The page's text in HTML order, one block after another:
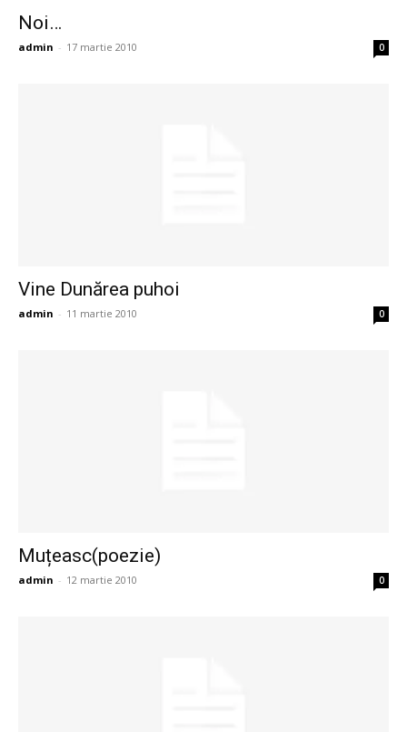
Noi…
admin - 17 martie 2010 0
Vine Dunărea puhoi
admin - 11 martie 2010 0
Muțeasc(poezie)
admin - 12 martie 2010 0